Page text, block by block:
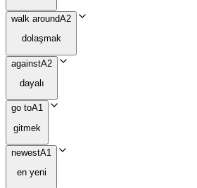
walk aroundA2
dolaşmak
againstA2
dayalı
go toA1
gitmek
newestA1
en yeni